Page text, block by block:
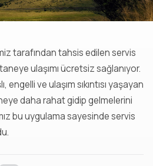
tarafından tahsis edilen servis
ulaşımı ücretsiz sağlanıyor.
engelli ve ulaşım sıkıntısı yaşayan
daha rahat gidip gelmelerini
bu uygulama sayesinde servis